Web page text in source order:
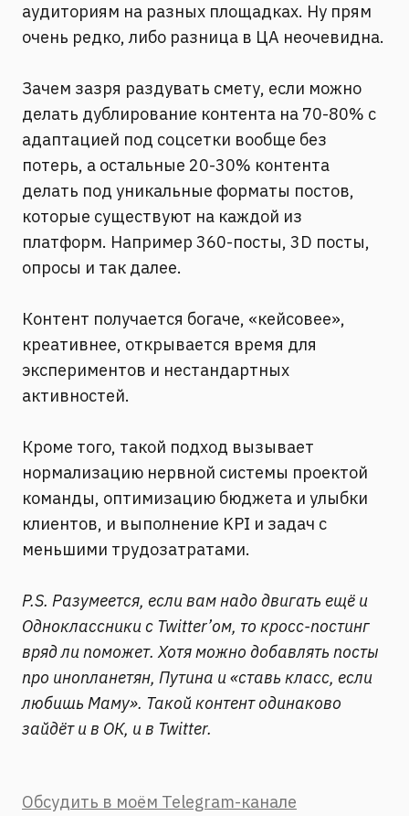
аудиториям на разных площадках. Ну прям
очень редко, либо разница в ЦА неочевидна.
Зачем зазря раздувать смету, если можно
делать дублирование контента на 70-80% с
адаптацией под соцсетки вообще без
потерь, а остальные 20-30% контента
делать под уникальные форматы постов,
которые существуют на каждой из
платформ. Например 360-посты, 3D посты,
опросы и так далее.
Контент получается богаче, «кейсовее»,
креативнее, открывается время для
экспериментов и нестандартных
активностей.
Кроме того, такой подход вызывает
нормализацию нервной системы проектой
команды, оптимизацию бюджета и улыбки
клиентов, и выполнение KPI и задач с
меньшими трудозатратами.
P.S. Разумеется, если вам надо двигать ещё и
Одноклассники с Twitter’ом, то кросс-постинг
вряд ли поможет. Хотя можно добавлять посты
про инопланетян, Путина и «ставь класс, если
любишь Маму». Такой контент одинаково
зайдёт и в ОК, и в Twitter.
Обсудить в моём Telegram-канале